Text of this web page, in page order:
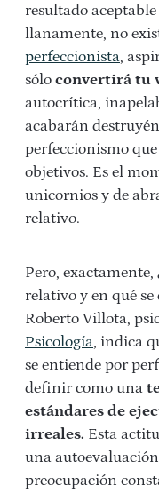
resultado
llanamente, no
perfeccionista,
sólo convertirá tu
autocrítica,
acabarán
perfeccionismo
objetivos. Es el
unicornios y de
relativo.
Pero, exactamente,
relativo y en qué
Roberto Villota,
Psicología, indica
se entiende por
definir como una
estándares de
irreales. Esta
una
preocupación